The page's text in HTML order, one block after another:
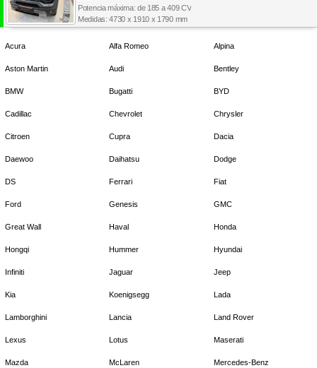
Potencia máxima: de 185 a 409 CV
Medidas: 4730 x 1910 x 1790 mm
Acura Alfa Romeo Alpina
Aston Martin Audi Bentley
BMW Bugatti BYD
Cadillac Chevrolet Chrysler
Citroen Cupra Dacia
Daewoo Daihatsu Dodge
DS Ferrari Fiat
Ford Genesis GMC
Great Wall Haval Honda
Hongqi Hummer Hyundai
Infiniti Jaguar Jeep
Kia Koenigsegg Lada
Lamborghini Lancia Land Rover
Lexus Lotus Maserati
Mazda McLaren Mercedes-Benz